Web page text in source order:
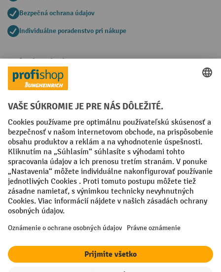
Bezpečná ochrana údajov
Individuálne poradenstvo pri nákupe
Spôsoby platby
Creditcard (Master)Creditcard (Visa)
Faktúra Predplatba
Sociálne siete
Facebook
YouTube
LinkedIn
Nastavenia ochrany osobných údajov
All prices excl. VAT plusshipping costsand possible delivery charges,
¹ Zľava platí do vypredania zásob. Zľava sa nevzťahuje na špeciálne